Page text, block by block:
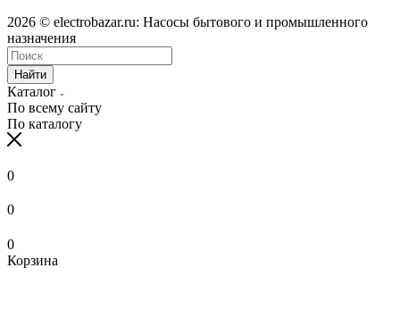
2026 © electrobazar.ru: Насосы бытового и промышленного
назначения
Найти
Каталог
По всему сайту
По каталогу
0
0
0
Корзина